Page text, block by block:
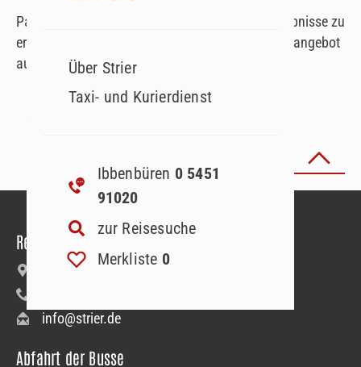
Über Strier
Taxi- und Kurierdienst
Ibbenbüren 0 5451
91020
zur Reisesuche
Merkliste 0
Passen Sie Ihre Suchparameter an, um Suchergebnisse zu
erhalten. Oder lassen Sie sich von unserem Reiseangebot
auf der Startseite inspirieren!
Reiseanmeldung
Bäumerstraße 9–11 | 49477 Ibbenbüren
info@strier.de
Abfahrt der Busse